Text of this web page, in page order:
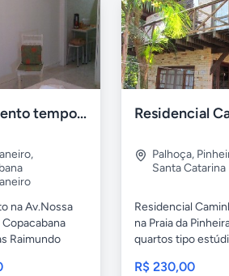
Apartamento temporada Copacabana-RJ
,
na Av.Nossa
Raimundo
Palhoça,
Santa Catarina
Residencial
na Praia da
quartos tipo
R$ 230,00